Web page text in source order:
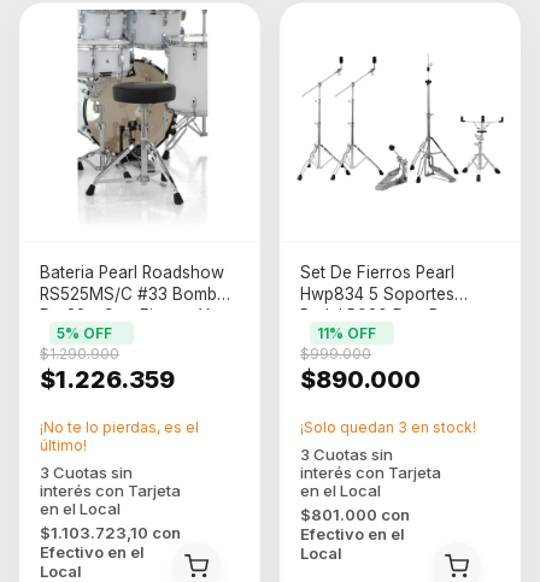
Bateria Pearl Roadshow
RS525MS/C #33 Bombo
De 22 - Con Fierros Y
Platos Color Pura White
$1.226.359
$1.290.900
5% OFF
$1.103.723,10 con
Efectivo en el
Local
¡No te lo pierdas, es el
último!
Set De Fierros Pearl
Hwp834 5 Soportes
Pedal P930 Dos Boom
Metal
$890.000
$999.000
11% OFF
$801.000 con
Efectivo en el
Local
¡Solo quedan 3 en stock!